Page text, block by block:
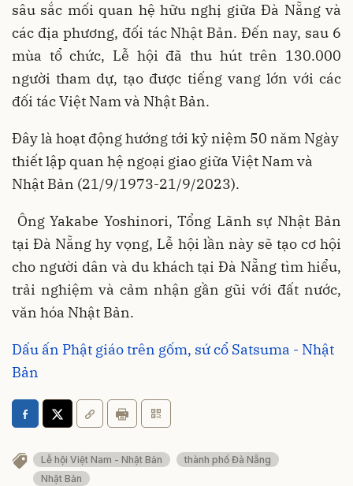
sâu sắc mối quan hệ hữu nghị giữa Đà Nẵng và
các địa phương, đối tác Nhật Bản. Đến nay, sau 6
mùa tổ chức, Lễ hội đã thu hút trên 130.000
người tham dự, tạo được tiếng vang lớn với các
đối tác Việt Nam và Nhật Bản.
Đây là hoạt động hướng tới kỷ niệm 50 năm Ngày
thiết lập quan hệ ngoại giao giữa Việt Nam và
Nhật Bản (21/9/1973-21/9/2023).
Ông Yakabe Yoshinori, Tổng Lãnh sự Nhật Bản
tại Đà Nẵng hy vọng, Lễ hội lần này sẽ tạo cơ hội
cho người dân và du khách tại Đà Nẵng tìm hiểu,
trải nghiệm và cảm nhận gần gũi với đất nước,
văn hóa Nhật Bản.
Dấu ấn Phật giáo trên gốm, sứ cổ Satsuma - Nhật
Bản
Lễ hội Việt Nam - Nhật Bản
thành phố Đà Nẵng
Nhật Bản